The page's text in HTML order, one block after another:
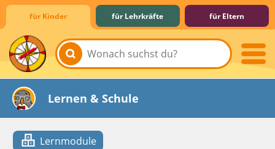
für Kinder für Lehrkräfte für Eltern
Lernen & Schule
Lernmodule